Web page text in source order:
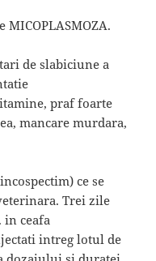
de slabiciune a
praf foarte
mancare murdara,
ce se
Trei zile
in ceafa
intreg lotul de